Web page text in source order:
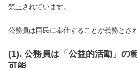
禁止されています。
公務員は国民に奉仕することが義務とさ
(1). 公務員は「公益的活動」の